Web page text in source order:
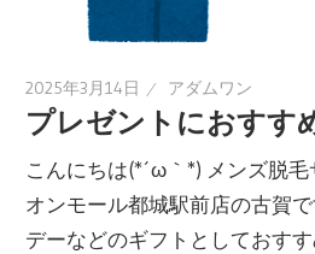
2025年3月14日 アダムワン
プレゼントにおすす
こんにちは(*´ω｀*) メンズ脱
オンモール都城駅前店の古賀
デーなどのギフトとしておす